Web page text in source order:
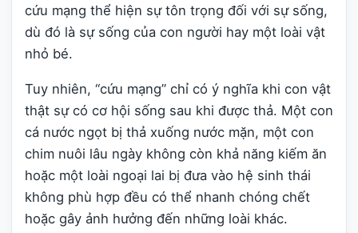
cứu mạng thể hiện sự tôn trọng đối với sự sống,
dù đó là sự sống của con người hay một loài vật
nhỏ bé.
Tuy nhiên, “cứu mạng” chỉ có ý nghĩa khi con vật
thật sự có cơ hội sống sau khi được thả. Một con
cá nước ngọt bị thả xuống nước mặn, một con
chim nuôi lâu ngày không còn khả năng kiếm ăn
hoặc một loài ngoại lai bị đưa vào hệ sinh thái
không phù hợp đều có thể nhanh chóng chết
hoặc gây ảnh hưởng đến những loài khác.